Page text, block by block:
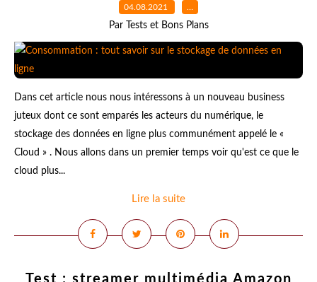
04.08.2021 …
Par Tests et Bons Plans
Dans cet article nous nous intéressons à un nouveau business
juteux dont ce sont emparés les acteurs du numérique, le
stockage des données en ligne plus communément appelé le «
Cloud » . Nous allons dans un premier temps voir qu'est ce que le
cloud plus...
Lire la suite
Test : streamer multimédia Amazon